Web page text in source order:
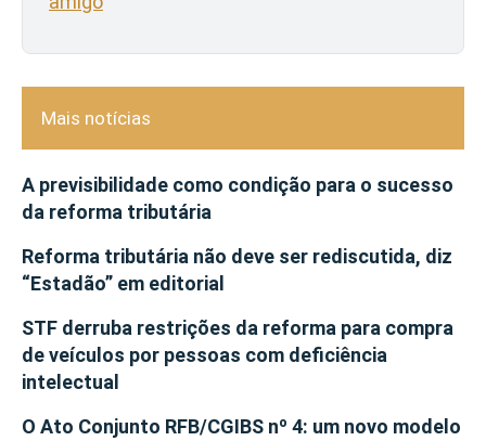
Mais notícias
A previsibilidade como condição para o sucesso
da reforma tributária
Reforma tributária não deve ser rediscutida, diz
“Estadão” em editorial
STF derruba restrições da reforma para compra
de veículos por pessoas com deficiência
intelectual
O Ato Conjunto RFB/CGIBS nº 4: um novo modelo